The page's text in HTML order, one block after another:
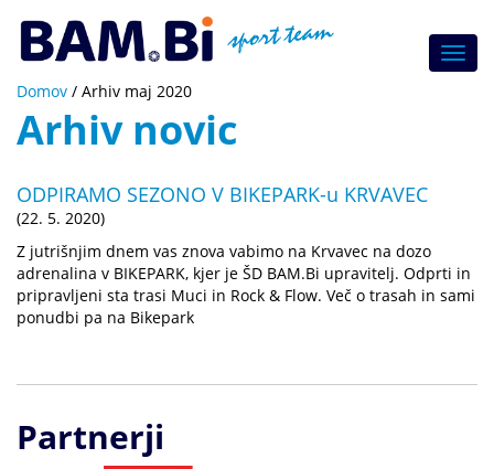
Domov / Arhiv maj 2020
Arhiv novic
ODPIRAMO SEZONO V BIKEPARK-u KRVAVEC
(22. 5. 2020)
Z jutrišnjim dnem vas znova vabimo na Krvavec na dozo
adrenalina v BIKEPARK, kjer je ŠD BAM.Bi upravitelj. Odprti in
pripravljeni sta trasi Muci in Rock & Flow. Več o trasah in sami
ponudbi pa na Bikepark
Partnerji